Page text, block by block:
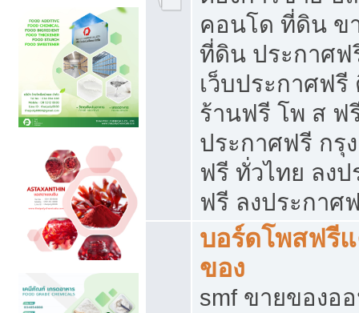
คอนโด ที่ดิน ข
ที่ดิน ประกาศฟ
เว็บประกาศฟ
ร้านฟรี โพ ส ฟ
ประกาศฟรี กรุ
ฟรี ทั่วไทย ลง
ฟรี ลงประกาศ
บอร์ดโพสฟรี
ของ
smf ขายของอ